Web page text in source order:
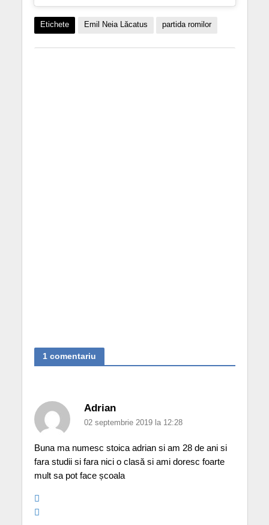
Etichete Emil Neia Lăcatus partida romilor
1 comentariu
Adrian
02 septembrie 2019 la 12:28
Buna ma numesc stoica adrian si am 28 de ani si
fara studii si fara nici o clasă si ami doresc foarte
mult sa pot face școala